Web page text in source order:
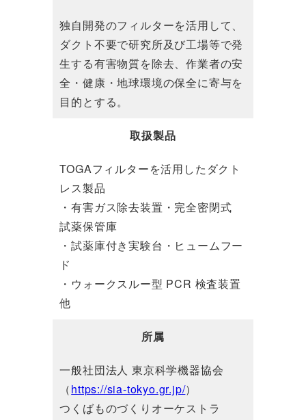
独自開発のフィルターを活用して、
ダクト不要で研究所及び工場等で発
生する有害物質を除去、作業者の安
全・健康・地球環境の保全に寄与を
目的とする。
取扱製品
TOGAフィルターを活用したダクト
レス製品
・有害ガス除去装置・完全密閉式
試薬保管庫
・試薬庫付き実験台・ヒュームフー
ド
・ウォークスルー型 PCR 検査装置
他
所属
一般社団法人 東京科学機器協会
（https://sia-tokyo.gr.jp/）
つくばものづくりオーケストラ